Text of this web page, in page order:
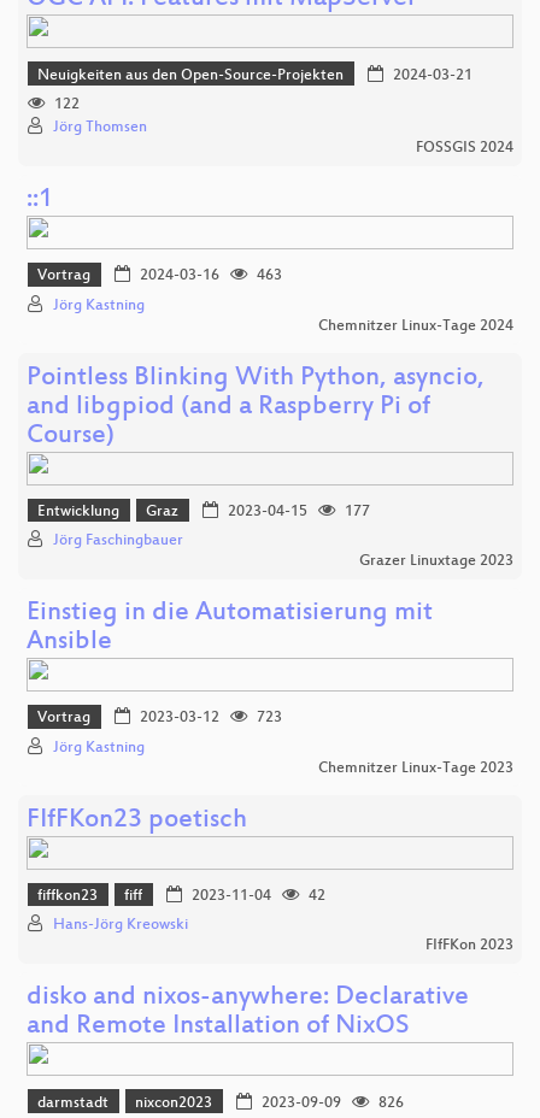
Neuigkeiten aus den Open-Source-Projekten
2024-03-21
122
Jörg Thomsen
FOSSGIS 2024
::1
Vortrag 2024-03-16
463
Jörg Kastning
Chemnitzer Linux-Tage 2024
Pointless Blinking With Python, asyncio,
and libgpiod (and a Raspberry Pi of
Course)
Entwicklung Graz 2023-04-15
177
Jörg Faschingbauer
Grazer Linuxtage 2023
Einstieg in die Automatisierung mit
Ansible
Vortrag 2023-03-12
723
Jörg Kastning
Chemnitzer Linux-Tage 2023
FIfFKon23 poetisch
fiffkon23 fiff 2023-11-04
42
Hans-Jörg Kreowski
FIfFKon 2023
disko and nixos-anywhere: Declarative
and Remote Installation of NixOS
darmstadt nixcon2023 2023-09-09
826